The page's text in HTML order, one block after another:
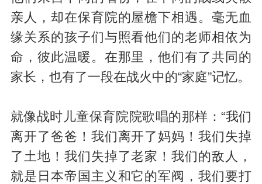
亲人，却在保育院的屋檐下相遇。毫无血
缘关系的孩子们与照看他们的老师相依为
命，彼此温暖。在那里，他们有了共同的
家长，也有了一段在战火中的“家庭”记忆。
就像战时儿童保育院院歌唱的那样：“我们
离开了爸爸！我们离开了妈妈！我们失掉
了土地！我们失掉了老家！我们的敌人，
就是日本帝国主义和它的军阀，我们要打